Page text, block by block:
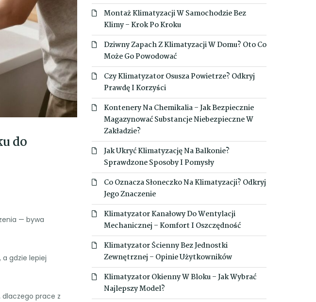
do
— bywa
gdzie lepiej
dlaczego prace z
Montaż Klimatyzacji W Samochodzie Bez
Klimy – Krok Po Kroku
Dziwny Zapach Z Klimatyzacji W Domu? Oto Co
Może Go Powodować
Czy Klimatyzator Osusza Powietrze? Odkryj
Prawdę I Korzyści
Kontenery Na Chemikalia – Jak Bezpiecznie
Magazynować Substancje Niebezpieczne W
Zakładzie?
Jak Ukryć Klimatyzację Na Balkonie?
Sprawdzone Sposoby I Pomysły
Co Oznacza Słoneczko Na Klimatyzacji? Odkryj
Jego Znaczenie
Klimatyzator Kanałowy Do Wentylacji
Mechanicznej – Komfort I Oszczędność
Klimatyzator Ścienny Bez Jednostki
Zewnętrznej – Opinie Użytkowników
Klimatyzator Okienny W Bloku – Jak Wybrać
Najlepszy Model?